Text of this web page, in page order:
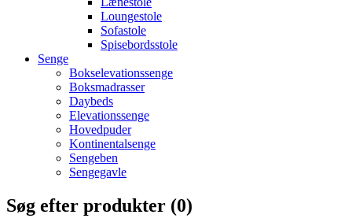
Loungestole
Sofastole
Spisebordsstole
Senge
Bokselevationssenge
Boksmadrasser
Daybeds
Elevationssenge
Hovedpuder
Kontinentalsenge
Sengeben
Sengegavle
Søg efter produkter (0)